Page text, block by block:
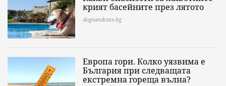
крият басейните през лятото
dogsandcats.bg
Европа гори. Колко уязвима е
България при следващата
екстремна гореща вълна?